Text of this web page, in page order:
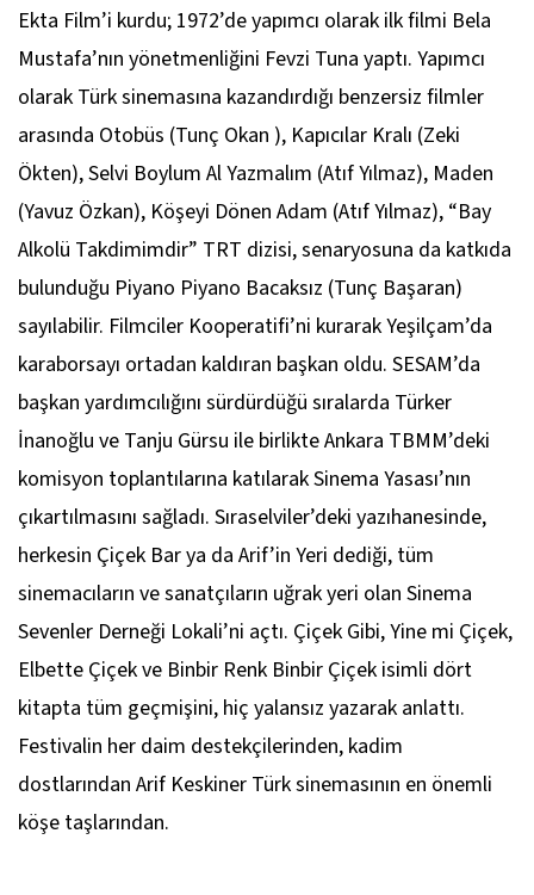
Ekta Film’i kurdu; 1972’de yapımcı olarak ilk filmi Bela
Mustafa’nın yönetmenliğini Fevzi Tuna yaptı. Yapımcı
olarak Türk sinemasına kazandırdığı benzersiz filmler
arasında Otobüs (Tunç Okan ), Kapıcılar Kralı (Zeki
Ökten), Selvi Boylum Al Yazmalım (Atıf Yılmaz), Maden
(Yavuz Özkan), Köşeyi Dönen Adam (Atıf Yılmaz), “Bay
Alkolü Takdimimdir” TRT dizisi, senaryosuna da katkıda
bulunduğu Piyano Piyano Bacaksız (Tunç Başaran)
sayılabilir. Filmciler Kooperatifi’ni kurarak Yeşilçam’da
karaborsayı ortadan kaldıran başkan oldu. SESAM’da
başkan yardımcılığını sürdürdüğü sıralarda Türker
İnanoğlu ve Tanju Gürsu ile birlikte Ankara TBMM’deki
komisyon toplantılarına katılarak Sinema Yasası’nın
çıkartılmasını sağladı. Sıraselviler’deki yazıhanesinde,
herkesin Çiçek Bar ya da Arif’in Yeri dediği, tüm
sinemacıların ve sanatçıların uğrak yeri olan Sinema
Sevenler Derneği Lokali’ni açtı. Çiçek Gibi, Yine mi Çiçek,
Elbette Çiçek ve Binbir Renk Binbir Çiçek isimli dört
kitapta tüm geçmişini, hiç yalansız yazarak anlattı.
Festivalin her daim destekçilerinden, kadim
dostlarından Arif Keskiner Türk sinemasının en önemli
köşe taşlarından.